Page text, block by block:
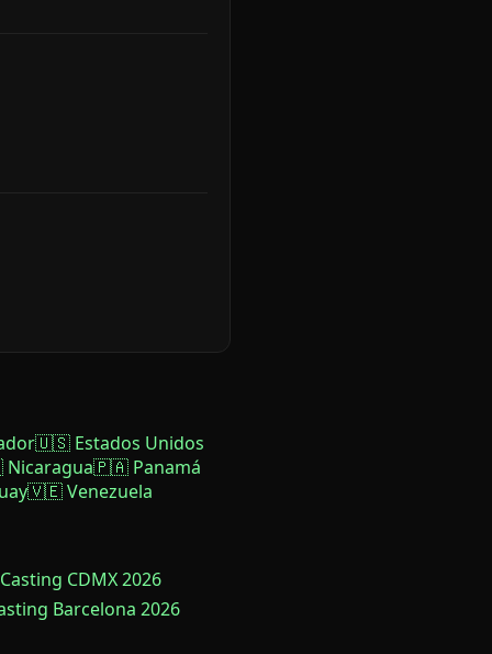
🇺🇸 Estados Unidos
🇵🇦 Panamá
🇻🇪 Venezuela
CDMX 2026
Barcelona 2026